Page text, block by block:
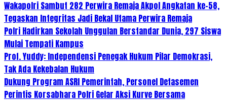
Wakapolri Sambut 282 Perwira Remaja Akpol Angkatan ke-58,
Tegaskan Integritas Jadi Bekal Utama Perwira Remaja
Polri Hadirkan Sekolah Unggulan Berstandar Dunia, 297 Siswa
Mulai Tempati Kampus
Prof. Yuddy: Independensi Penegak Hukum Pilar Demokrasi,
Tak Ada Kekebalan Hukum
Dukung Program ASRI Pemerintah, Personel Detasemen
Perintis Korsabhara Polri Gelar Aksi Kurve Bersama